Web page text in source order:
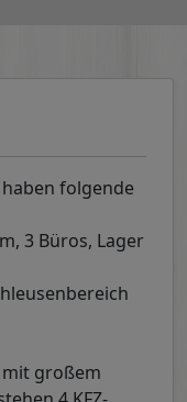
folgende
3 Büros, Lager
großem